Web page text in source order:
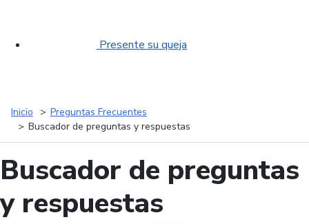
Presente su queja
Inicio
Preguntas Frecuentes
Buscador de preguntas y respuestas
Buscador de preguntas
y respuestas